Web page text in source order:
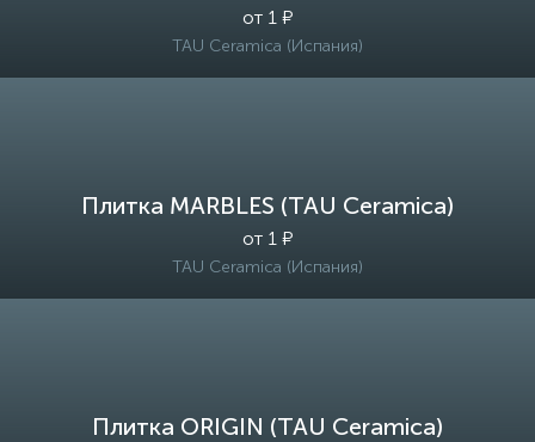
от 1 ₽
TAU Ceramica (Испания)
Плитка MARBLES (TAU Ceramica)
от 1 ₽
TAU Ceramica (Испания)
Плитка ORIGIN (TAU Ceramica)